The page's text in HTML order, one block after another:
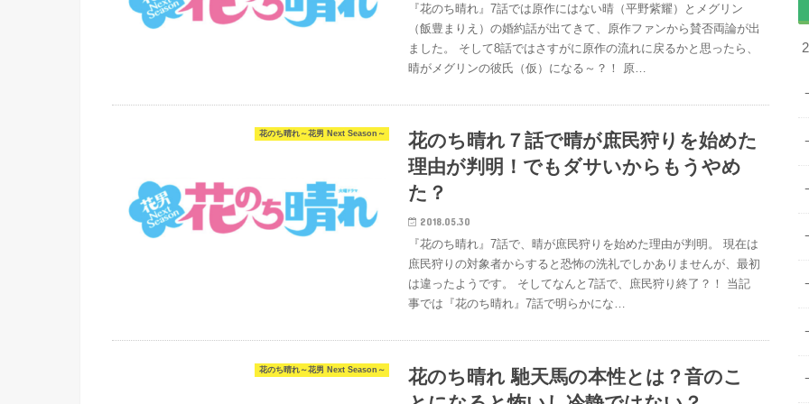
『花のち晴れ』7話では原作にはない晴（平野紫耀）とメグリン
（飯豊まりえ）の婚約話が出てきて、原作ファンから賛否両論が出
ました。 そして8話ではさすがに原作の流れに戻るかと思ったら、
晴がメグリンの彼氏（仮）になる～？！ 原…
花のち晴れ～花男 Next Season～
花のち晴れ７話で晴が庶民狩りを始めた
理由が判明！でもダサいからもうやめ
た？
2018.05.30
『花のち晴れ』7話で、晴が庶民狩りを始めた理由が判明。 現在は
庶民狩りの対象者からすると恐怖の洗礼でしかありませんが、最初
は違ったようです。 そしてなんと7話で、庶民狩り終了？！ 当記
事では『花のち晴れ』7話で明らかにな…
花のち晴れ～花男 Next Season～
花のち晴れ 馳天馬の本性とは？音のこ